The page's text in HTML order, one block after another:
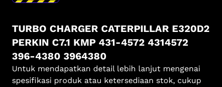
TURBO CHARGER CATERPILLAR E320D2
PERKIN C7.1 KMP 431-4572 4314572
396-4380 3964380
Untuk mendapatkan detail lebih lanjut mengenai
spesifikasi produk atau ketersediaan stok, cukup